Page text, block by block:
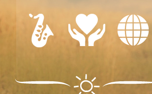
ΔΙΑΣΚΕΔΑΣΗ
ΨΥΧΑΓΩΓΙΑ
ΙΑΤΡΙΚΗ
ΦΡΟΝΤΙΔΑ
- ΠΡΩΤΕΣ
ΔΙΑΦΟΡΑ